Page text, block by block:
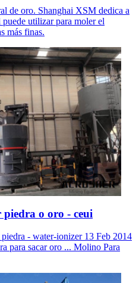
de oro. Shanghai XSM dedica a
utilizar para moler el
más finas.
o oro - ceui
- water-ionizer 13 Feb 2014
para sacar oro ... Molino Para